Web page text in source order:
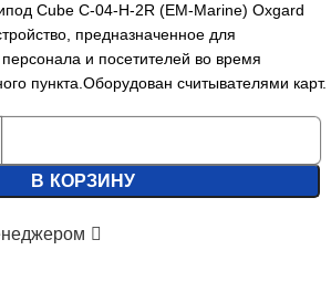
Cube С-04-H-2R (EM-Marine) Oxgard
предназначенное для
и посетителей во время
пункта.Оборудован считывателями карт.
В КОРЗИНУ